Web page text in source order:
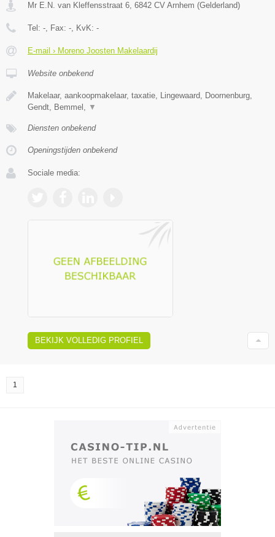
Mr E.N. van Kleffensstraat 6, 6842 CV Arnhem (Gelderland)
Tel: -, Fax: -, KvK: -
E-mail › Moreno Joosten Makelaardij
Website onbekend
Makelaar, aankoopmakelaar, taxatie, Lingewaard, Doornenburg,
Gendt, Bemmel, ▼
Diensten onbekend
Openingstijden onbekend
Sociale media:
BEKIJK VOLLEDIG PROFIEL
1